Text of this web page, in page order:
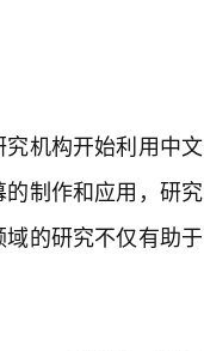
机构开始利用中文
制作和应用，研究
的研究不仅有助于